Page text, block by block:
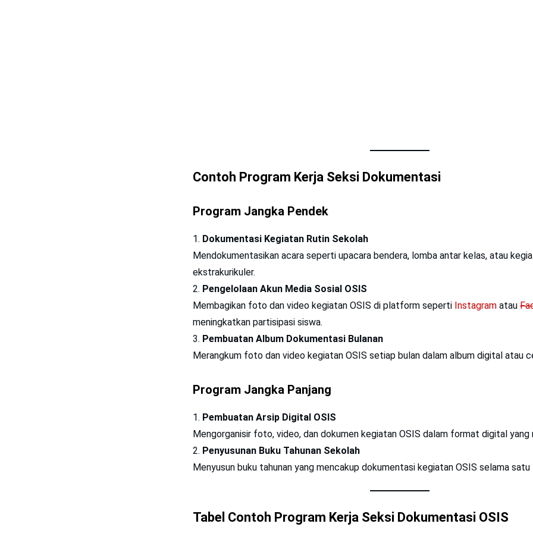
Contoh Program Kerja Seksi Dokumentasi
Program Jangka Pendek
Dokumentasi Kegiatan Rutin Sekolah
Mendokumentasikan acara seperti upacara bendera, lomba antar kelas, atau
ekstrakurikuler.
Pengelolaan Akun Media Sosial OSIS
Membagikan foto dan video kegiatan OSIS di platform seperti Instagram atau
meningkatkan partisipasi siswa.
Pembuatan Album Dokumentasi Bulanan
Merangkum foto dan video kegiatan OSIS setiap bulan dalam album digital atau
Program Jangka Panjang
Pembuatan Arsip Digital OSIS
Mengorganisir foto, video, dan dokumen kegiatan OSIS dalam format digital yang
Penyusunan Buku Tahunan Sekolah
Menyusun buku tahunan yang mencakup dokumentasi kegiatan OSIS selama satu
Tabel Contoh Program Kerja Seksi Dokumentasi OSIS